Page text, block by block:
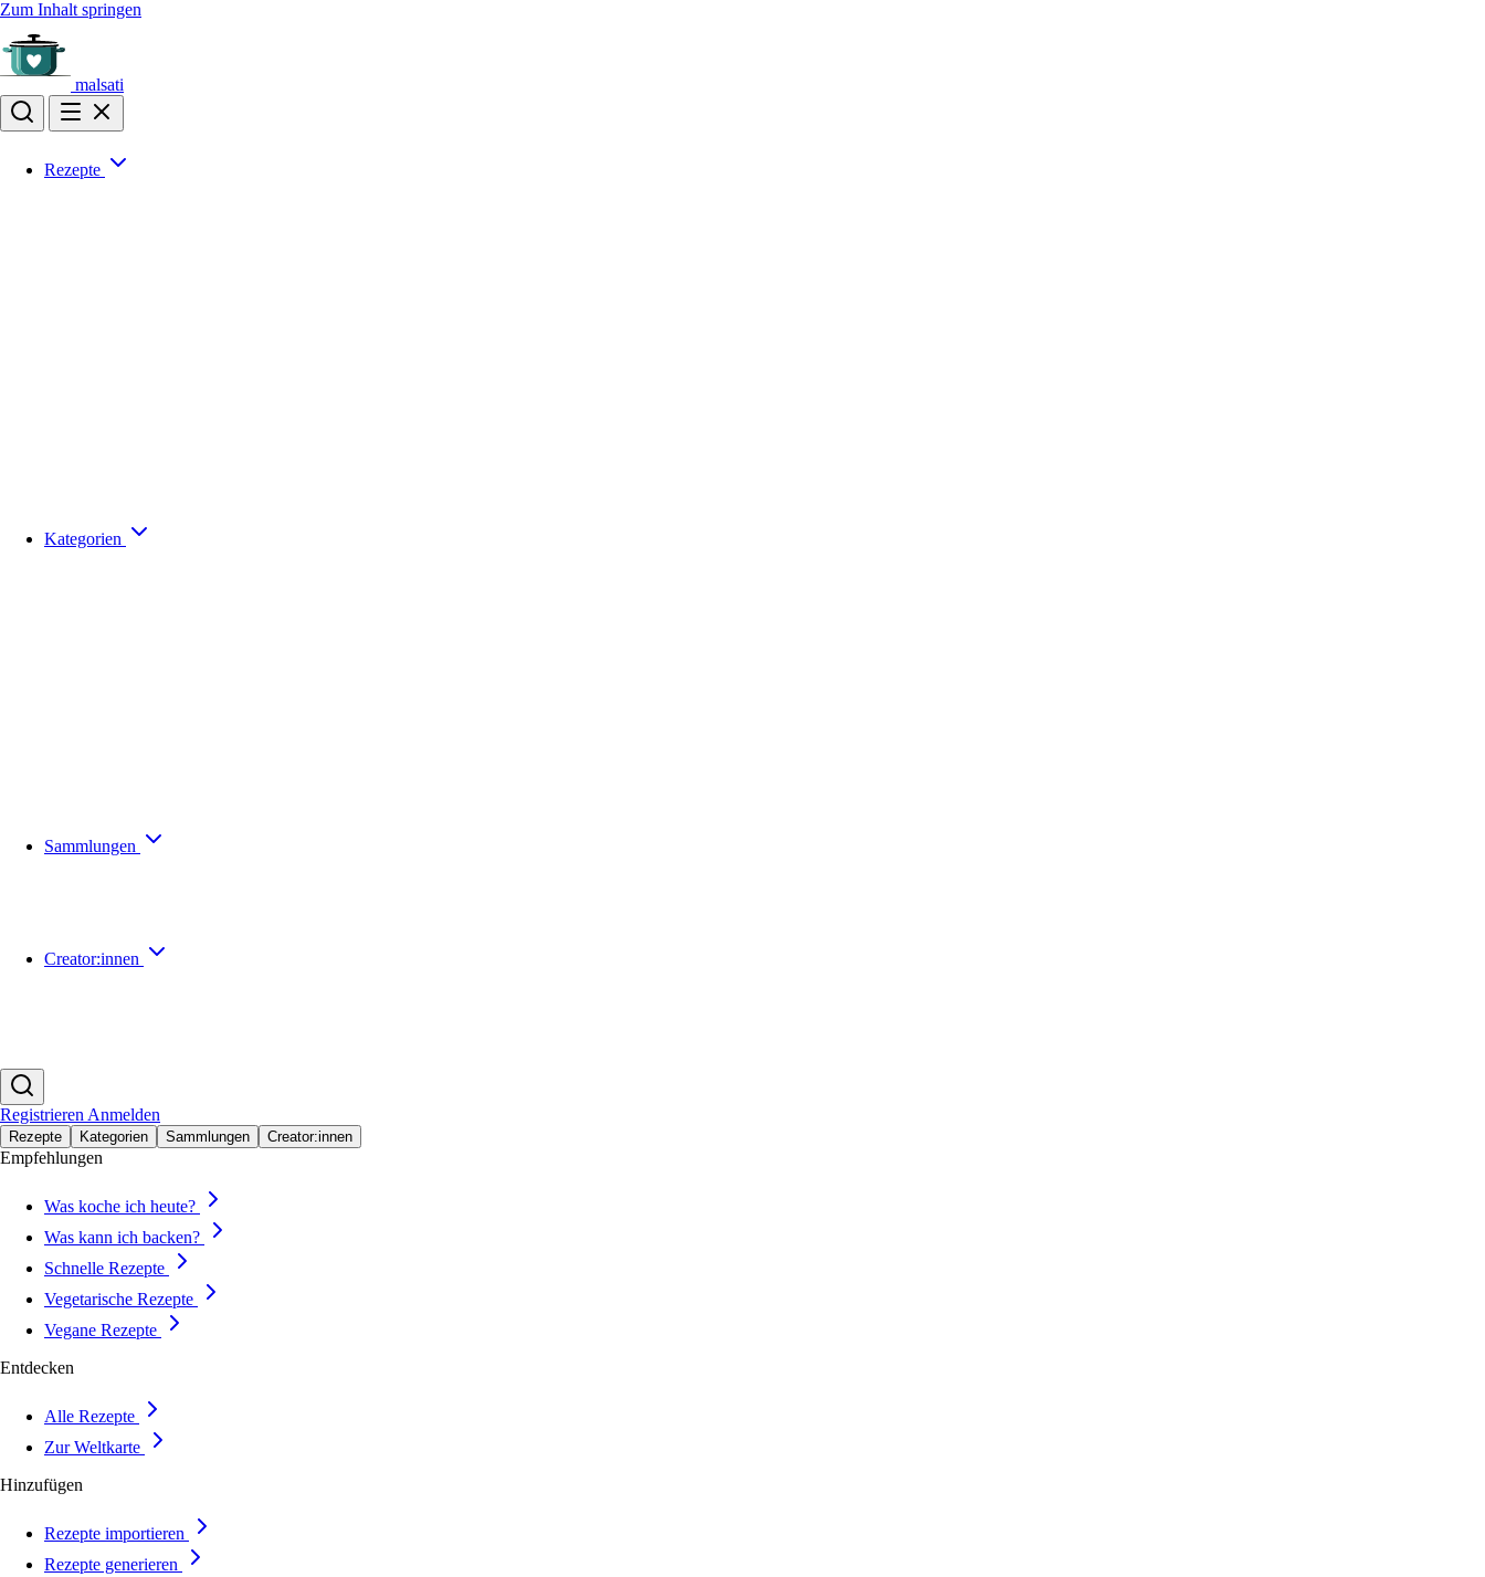
Zum Inhalt springen
malsati
Rezepte
Kategorien
Sammlungen
Creator:innen
Registrieren Anmelden
Rezepte Kategorien Sammlungen Creator:innen
Empfehlungen
Was koche ich heute?
Was kann ich backen?
Schnelle Rezepte
Vegetarische Rezepte
Vegane Rezepte
Entdecken
Alle Rezepte
Zur Weltkarte
Hinzufügen
Rezepte importieren
Rezepte generieren